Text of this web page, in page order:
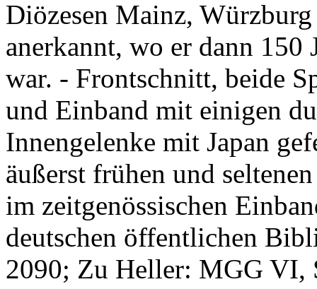
Diözesen Mainz,
anerkannt, wo er dann 150
war. - Frontschnitt, beide
und Einband mit einigen
Innengelenke mit Japan
äußerst frühen und
im zeitgenössischen
deutschen öffentlichen
2090; Zu Heller: MGG VI,